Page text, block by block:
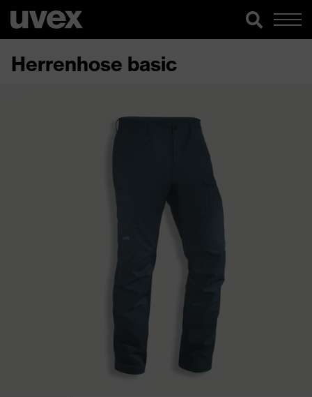
Herrenhose basic